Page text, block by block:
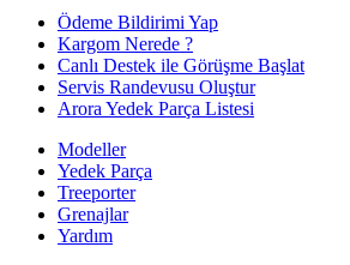
Ödeme Bildirimi Yap
Kargom Nerede ?
Canlı Destek ile Görüşme Başlat
Servis Randevusu Oluştur
Arora Yedek Parça Listesi
Modeller
Yedek Parça
Treeporter
Grenajlar
Yardım